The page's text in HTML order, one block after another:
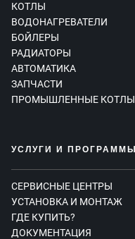
КОТЛЫ
ВОДОНАГРЕВАТЕЛИ
БОЙЛЕРЫ
РАДИАТОРЫ
АВТОМАТИКА
ЗАПЧАСТИ
ПРОМЫШЛЕННЫЕ КОТЛЫ
УСЛУГИ И ПРОГРАММЫ
СЕРВИСНЫЕ ЦЕНТРЫ
УСТАНОВКА И МОНТАЖ
ГДЕ КУПИТЬ?
ДОКУМЕНТАЦИЯ